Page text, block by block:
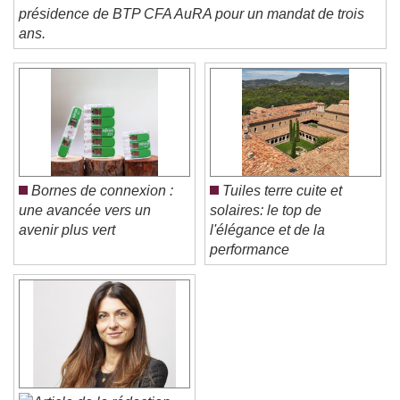
Beginning of dialog window. Escape will cancel
Text
Color
Text Background
Color
Caption Area Background
Color
Text Edge Style
Font Family
CARNET-NOMINATION. Michel Vaccon a été élu à la
présidence de BTP CFA AuRA pour un mandat de trois
ans.
Bornes de connexion :
une avancée vers un
Tuiles terre cuite et
solaires: le top de
l'élégance et de la
performance